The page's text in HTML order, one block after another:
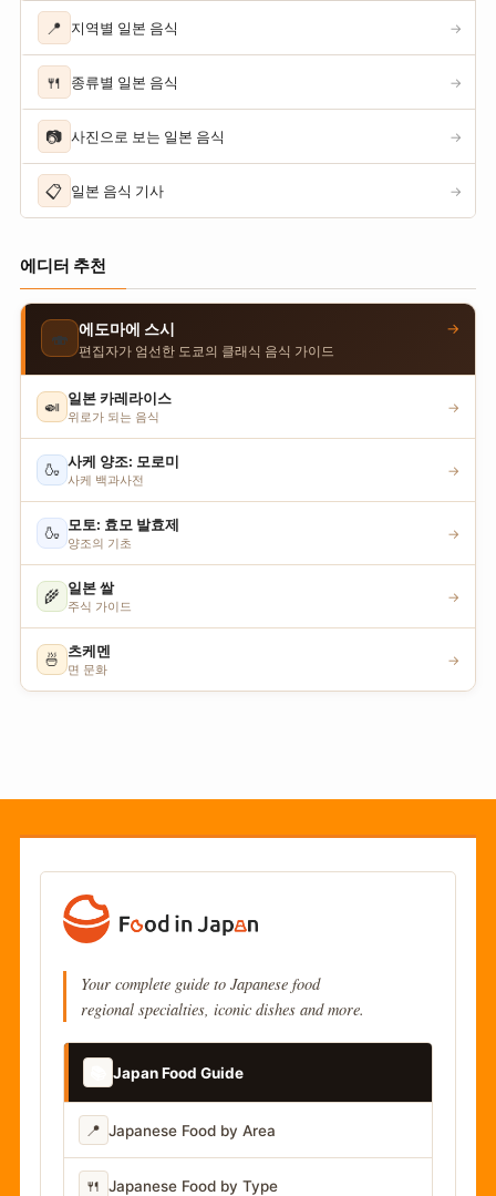
📍 지역별 일본 음식 →
🍴 종류별 일본 음식 →
📷 사진으로 보는 일본 음식 →
📋 일본 음식 기사 →
에디터 추천
🍣 에도마에 스시
편집자가 엄선한 도쿄의 클래식 음식 가이드
→
🍛 일본 카레라이스
위로가 되는 음식
→
🍶 사케 양조: 모로미
사케 백과사전
→
🍶 모토: 효모 발효제
양조의 기초
→
🌾 일본 쌀
주식 가이드
→
🍜 츠케멘
면 문화
→
Your complete guide to Japanese food
regional specialties, iconic dishes and more.
Japan Food Guide
📍 Japanese Food by Area
🍴 Japanese Food by Type